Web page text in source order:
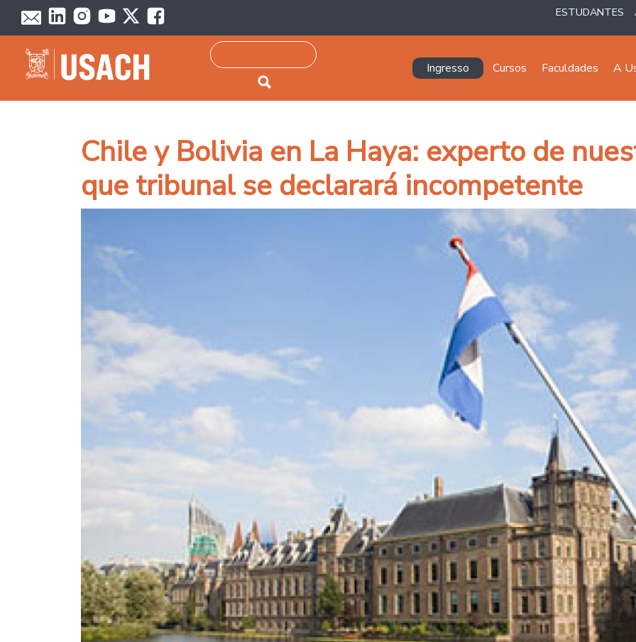
Passar para o conteúdo principal ESTUDANTES
Pesquisar
Navegación principal
Ingresso Cursos Faculdades A
Chile y Bolivia en La Haya: experto de
que tribunal se declarará incompetente